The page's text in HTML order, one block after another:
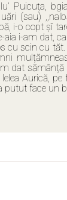
Puicuța,
(sau)
i-o copt șî
aia i-am dat,
cu scin cu
dat sămânță
Aurică,
putut face un